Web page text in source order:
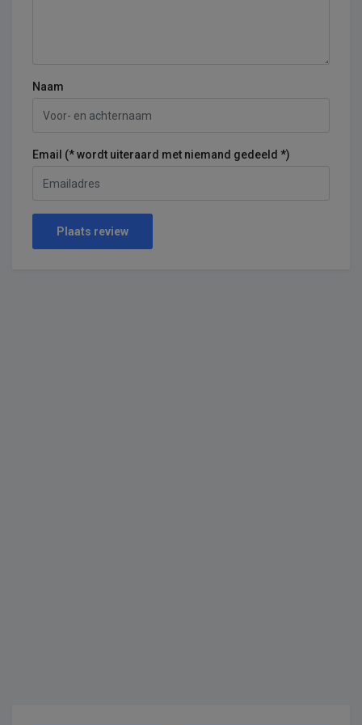
Naam
Email (* wordt uiteraard met niemand gedeeld *)
Plaats review